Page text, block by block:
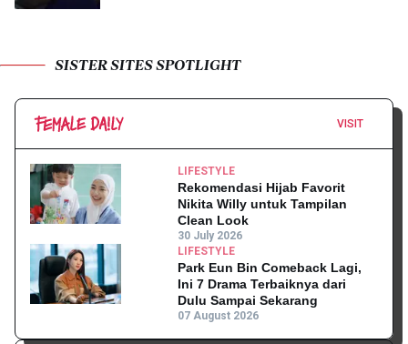
SISTER SITES SPOTLIGHT
VISIT
LIFESTYLE
Rekomendasi Hijab Favorit
Nikita Willy untuk Tampilan
Clean Look
30 July 2026
LIFESTYLE
Park Eun Bin Comeback Lagi,
Ini 7 Drama Terbaiknya dari
Dulu Sampai Sekarang
07 August 2026